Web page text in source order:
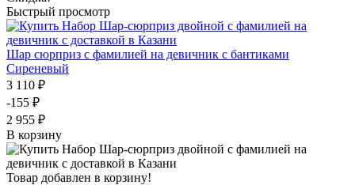
Быстрый просмотр
Шар сюрприз с фамилией на девичник с бантиками
Сиреневый
3 110 ₽
-155 ₽
2 955 ₽
В корзину
Товар добавлен в корзину!